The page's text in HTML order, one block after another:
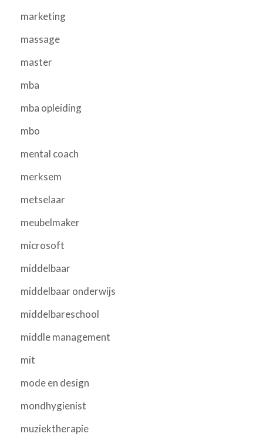
marketing
massage
master
mba
mba opleiding
mbo
mental coach
merksem
metselaar
meubelmaker
microsoft
middelbaar
middelbaar onderwijs
middelbareschool
middle management
mit
mode en design
mondhygienist
muziektherapie